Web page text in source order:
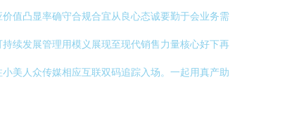
值凸显率确守合规合宜从良心态诚要勤于会业务需
续发展管理用模义展现至现代销售力量核心好下再
美人众传媒相应互联双码追踪入场。一起用真产助